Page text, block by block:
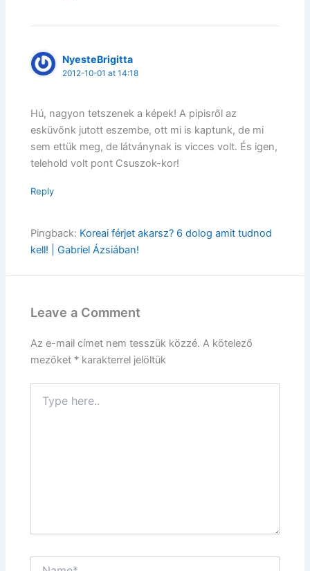
NyesteBrigitta
2012-10-01 at 14:18
Hú, nagyon tetszenek a képek! A pipisről az
esküvőnk jutott eszembe, ott mi is kaptunk, de mi
sem ettük meg, de látványnak is vicces volt. És igen,
telehold volt pont Csuszok-kor!
Reply
Pingback: Koreai férjet akarsz? 6 dolog amit tudnod
kell! | Gabriel Ázsiában!
Leave a Comment
Az e-mail címet nem tesszük közzé. A kötelező
mezőket * karakterrel jelöltük
here..